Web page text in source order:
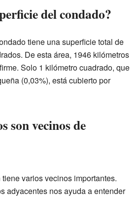
del condado?
tiene una superficie total de
De esta área, 1946 kilómetros
Solo 1 kilómetro cuadrado, que
(0,03%), está cubierto por
son vecinos de
varios vecinos importantes.
adyacentes nos ayuda a entender